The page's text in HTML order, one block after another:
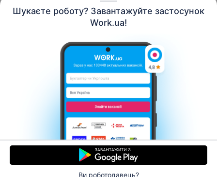
Шукаєте роботу? Завантажуйте застосунок
Work.ua!
Ви роботодавець?
Контакти Про нас
Кар’єра
Допомога Умови використання